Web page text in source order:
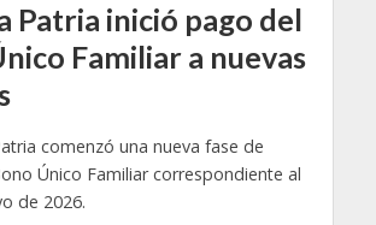
Patria inició pago del
Familiar a nuevas
comenzó una nueva fase de
Único Familiar correspondiente al
de 2026.